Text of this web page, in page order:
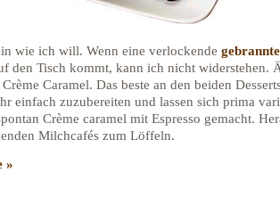
wie ich will. Wenn eine verlockende
den Tisch kommt, kann ich nicht widerstehen.
Caramel. Das beste an den beiden
einfach zuzubereiten und lassen sich prima
Crème caramel mit Espresso gemacht.
Milchcafés zum Löffeln.
»